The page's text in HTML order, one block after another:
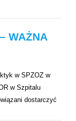
WAŻNA
w SPZOZ w
w Szpitalu
dostarczyć